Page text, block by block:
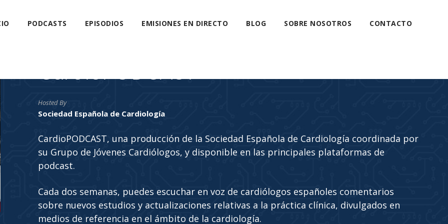
PODCASTS EPISODIOS EMISIONES EN DIRECTO BLOG SOBRE NOSOTROS CONTACTO
CardioPODCAST
Hosted By
Sociedad Española de Cardiología
CardioPODCAST, una producción de la Sociedad Española de Cardiología coordinada por
su Grupo de Jóvenes Cardiólogos, y disponible en las principales plataformas de
podcast.
Cada dos semanas, puedes escuchar en voz de cardiólogos españoles comentarios
sobre nuevos estudios y actualizaciones relativas a la práctica clínica, divulgados en
medios de referencia en el ámbito de la cardiología.